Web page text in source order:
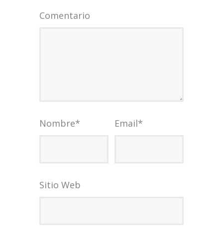
Comentario
Nombre* Email*
Sitio Web